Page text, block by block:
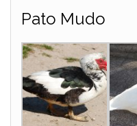
Pato Mudo